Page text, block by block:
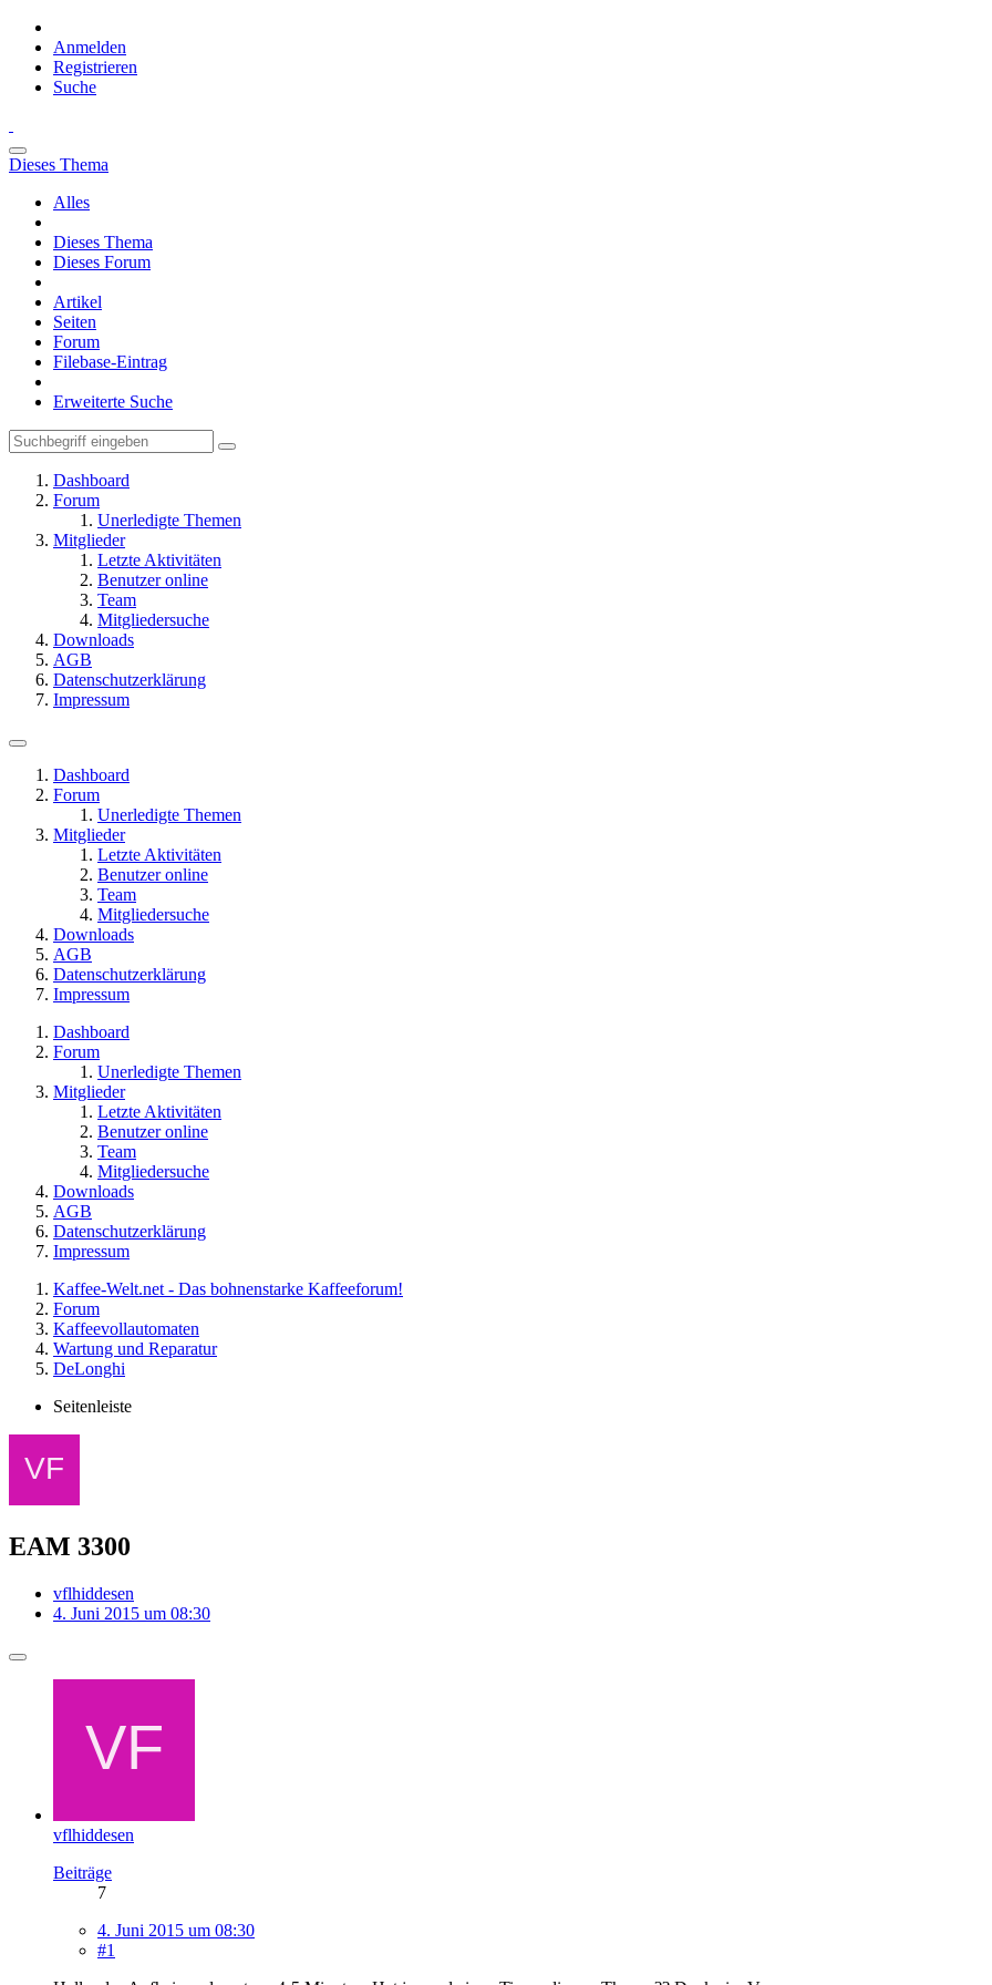
Anmelden
Registrieren
Suche
Dieses Thema
Alles
Dieses Thema
Dieses Forum
Artikel
Seiten
Forum
Filebase-Eintrag
Erweiterte Suche
Dashboard
Forum
Unerledigte Themen
Mitglieder
Letzte Aktivitäten
Benutzer online
Team
Mitgliedersuche
Downloads
AGB
Datenschutzerklärung
Impressum
Dashboard
Forum
Unerledigte Themen
Mitglieder
Letzte Aktivitäten
Benutzer online
Team
Mitgliedersuche
Downloads
AGB
Datenschutzerklärung
Impressum
Dashboard
Forum
Unerledigte Themen
Mitglieder
Letzte Aktivitäten
Benutzer online
Team
Mitgliedersuche
Downloads
AGB
Datenschutzerklärung
Impressum
Kaffee-Welt.net - Das bohnenstarke Kaffeeforum!
Forum
Kaffeevollautomaten
Wartung und Reparatur
DeLonghi
Seitenleiste
EAM 3300
vflhiddesen
4. Juni 2015 um 08:30
vflhiddesen
Beiträge
7
4. Juni 2015 um 08:30
#1